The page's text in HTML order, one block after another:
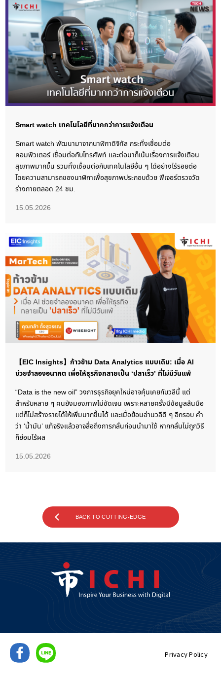
Smart watch เทคโนโลยีที่มากกว่าการแจ้งเตือน
Smart watch พัฒนามาจากนาฬิกาดิจิทัล กระทั่งเชื่อมต่อ
คอมพิวเตอร์ เชื่อมต่อกับโทรศัพท์ และต่อมาก็เน้นเรื่องการแจ้งเตือน
สุขภาพมากขึ้น รวมทั้งเชื่อมต่อกับเทคโนโลยีอื่น ๆ ได้อย่างไร้รอยต่อ
โดยความสามารถของนาฬิกาเพื่อสุขภาพประกอบด้วย ฟีเจอร์ตรวจวัด
ร่างกายตลอด 24 ชม.
15.05.2026
【EIC Insights】ก้าวข้าม Data Analytics แบบเดิม: เมื่อ AI
ช่วยจำลองอนาคต เพื่อให้ธุรกิจกลายเป็น ‘ปลาเร็ว’ ที่ไม่มีวันแพ้
“Data is the new oil” วงการธุรกิจยุคใหม่อาจคุ้นเคยกับวลีนี้ แต่
สำหรับหลาย ๆ คนยังมองภาพไม่ชัดเจน เพราะหลายครั้งมีข้อมูลล้นมือ
แต่ก็ไม่สร้างรายได้ให้เพิ่มมากขึ้นได้ และเมื่อย้อนอ่านวลีดี ๆ อีกรอบ คำ
ว่า ‘น้ำมัน’ แท้จริงแล้วอาจสื่อถึงการกลั่นก่อนนำมาใช้ หากกลั่นไม่ถูกวิธี
ก็ย่อมไร้ผล
15.05.2026
BACK TO CUTTING-EDGE
Privacy Policy